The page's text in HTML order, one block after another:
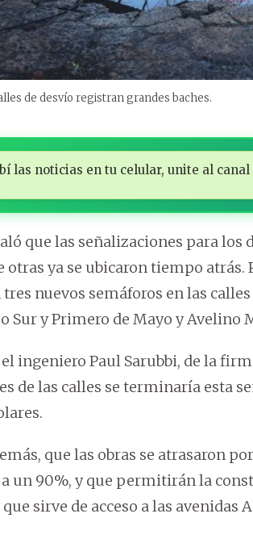
de desvío registran grandes baches.
las noticias en tu celular, unite al canal
que las señalizaciones para los
otras ya se ubicaron tiempo
nuevos semáforos en las
Sur y Primero de Mayo y Avelino
ingeniero Paul Sarubbi, de la
de las calles se terminaría esta
que las obras se atrasaron
un 90%, y que permitirán la
que sirve de acceso a las avenidas